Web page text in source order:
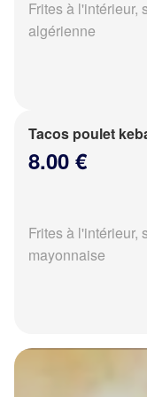
Frites à l'intérieur,
algérienne
Tacos poulet
8.00 €
Frites à l'intérieur,
mayonnaise